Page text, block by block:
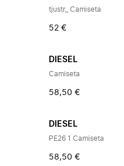
tjustr_ Camiseta
52 €
DIESEL
Camiseta
58,50 €
DIESEL
PE26 1 Camiseta
58,50 €